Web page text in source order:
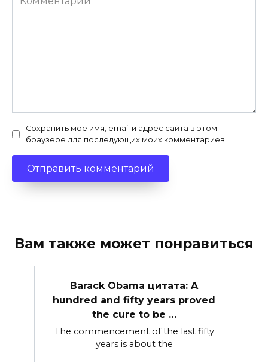
Сохранить моё имя, email и адрес сайта в этом
браузере для последующих моих комментариев.
Вам также может понравиться
Barack Obama цитата: A
hundred and fifty years proved
the cure to be …
The commencement of the last fifty
years is about the